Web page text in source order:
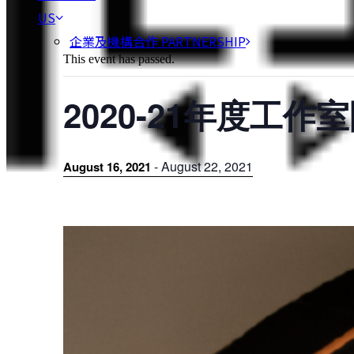
US
企業及機構合作 PARTNERSHIP
This event has passed.
2020-21年度工作
August 16, 2021 -August 22, 2021